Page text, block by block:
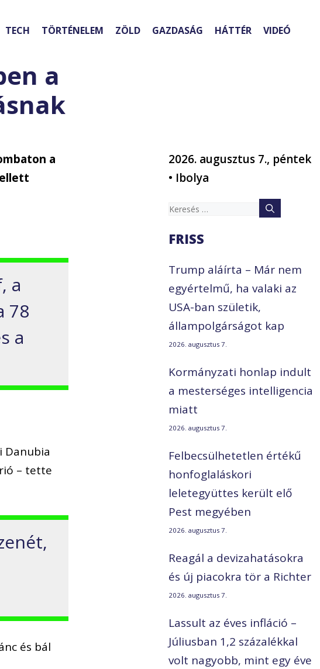
TECH TÖRTÉNELEM ZÖLD GAZDASÁG HÁTTÉR VIDEÓ
a
a
a
78
a
Danubia
– tette
és bál
2026. augusztus 7., péntek
• Ibolya
Keresés:
FRISS
Trump aláírta – Már nem
egyértelmű, ha valaki az
USA-ban születik,
állampolgárságot kap
2026. augusztus 7.
Kormányzati honlap indult
a mesterséges intelligencia
miatt
2026. augusztus 7.
Felbecsülhetetlen értékű
honfoglaláskori
leletegyüttes került elő
Pest megyében
2026. augusztus 7.
Reagál a devizahatásokra
és új piacokra tör a Richter
2026. augusztus 7.
Lassult az éves infláció –
Júliusban 1,2 százalékkal
volt nagyobb, mint egy éve